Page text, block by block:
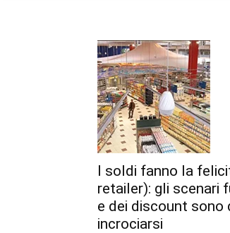
I soldi fanno la
retailer): gli scenari
e dei discount sono
incrociarsi